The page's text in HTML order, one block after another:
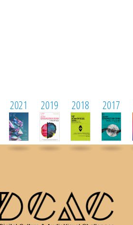
2021 2019 2018 2017